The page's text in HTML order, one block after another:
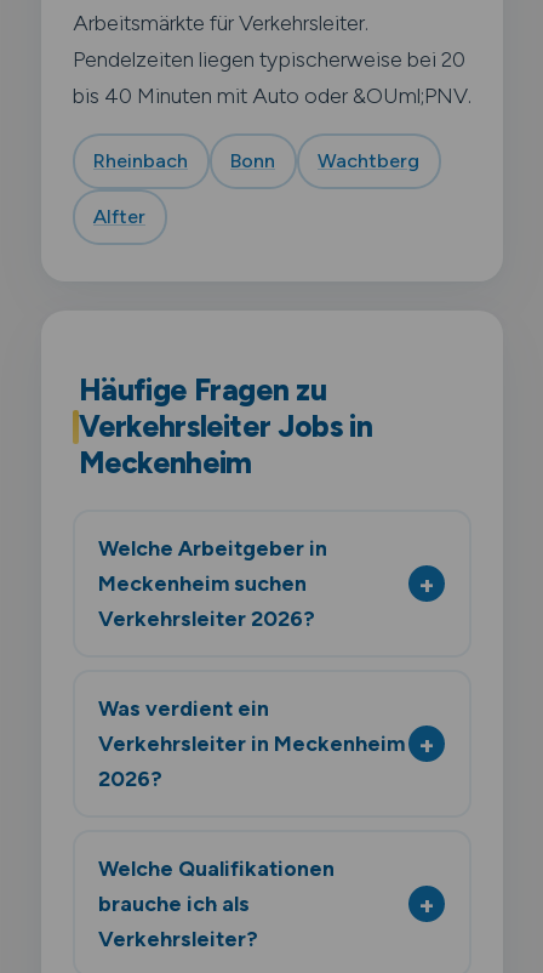
Arbeitsmärkte für Verkehrsleiter.
Pendelzeiten liegen typischerweise bei 20
bis 40 Minuten mit Auto oder &OUml;PNV.
Rheinbach Bonn Wachtberg
Alfter
Häufige Fragen zu
Verkehrsleiter Jobs in
Meckenheim
Welche Arbeitgeber in
Meckenheim suchen
Verkehrsleiter 2026?
Was verdient ein
Verkehrsleiter in Meckenheim
2026?
Welche Qualifikationen
brauche ich als
Verkehrsleiter?